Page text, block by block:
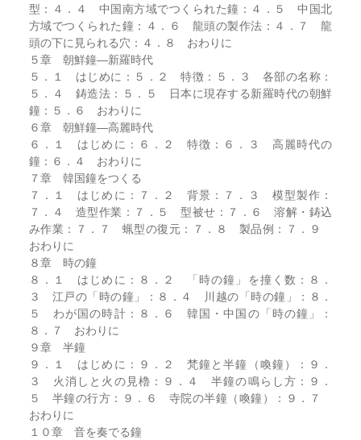
型：４．４ 中国南方域でつくられた鐘：４．５ 中国北
方域でつくられた鐘：４．６ 龍頭の製作法：４．７ 龍
頭の下に見られる穴：４．８ おわりに
５章 朝鮮鐘―新羅時代
５．１ はじめに：５．２ 特徴：５．３ 各部の名称：
５．４ 鋳造法：５．５ 日本に現存する新羅時代の朝鮮
鐘：５．６ おわりに
６章 朝鮮鐘―高麗時代
６．１ はじめに：６．２ 特徴：６．３ 高麗時代の
鐘：６．４ おわりに
７章 韓国鐘をつくる
７．１ はじめに：７．２ 背景：７．３ 模型製作：
７．４ 造型作業：７．５ 型被せ：７．６ 溶解・鋳込
み作業：７．７ 蝋型の復元：７．８ 製品例：７．９
おわりに
８章 時の鐘
８．１ はじめに：８．２ 「時の鐘」を撞く数：８．
３ 江戸の「時の鐘」：８．４ 川越の「時の鐘」：８．
５ わが国の時計：８．６ 韓国・中国の「時の鐘」：
８．７ おわりに
９章 半鐘
９．１ はじめに：９．２ 梵鐘と半鐘（喚鐘）：９．
３ 火消しと火の見櫓：９．４ 半鐘の鳴らし方：９．
５ 半鐘の行方：９．６ 寺院の半鐘（喚鐘）：９．７
おわりに
１０章 音を奏でる鐘